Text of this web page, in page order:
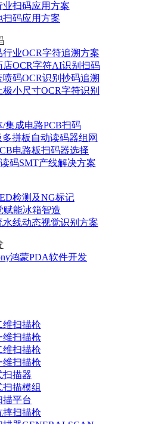
业扫码应用方案
扫码应用方案
行业OCR字符追溯方案
店OCR字符AI识别扫码
喷码OCR识别抄码追溯
极小尺寸OCR字符识别
/集成电路PCB扫码
多拼板自动读码器组网
电路板扫码器选择
码SMT产线解决方案
检测及NG标记
赋能冰箱智造
水线动态视觉识别方案
鸿蒙PDA软件开发
维扫描枪
维扫描枪
维扫描枪
维扫描枪
扫描器
扫描模组
描平台
摔扫描枪